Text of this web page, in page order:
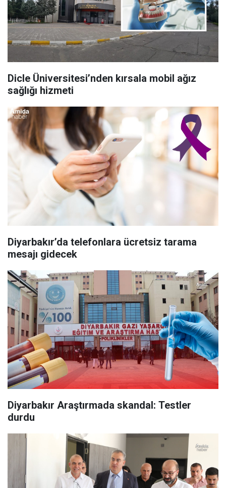
Dicle Üniversitesi’nden kırsala mobil ağız
sağlığı hizmeti
Diyarbakır’da telefonlara ücretsiz tarama
mesajı gidecek
Diyarbakır Araştırmada skandal: Testler
durdu